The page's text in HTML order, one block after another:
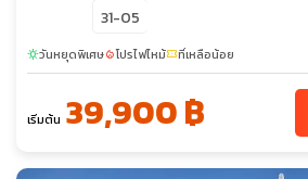
31-05
sunnyวันหยุดพิเศษlocal_fire_departmentโปรไฟไหม้confirmation_numberที่เหลือน้อย
เริ่มต้น 39,900 ฿